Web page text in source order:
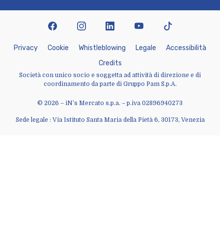
© 2026 – iN’s Mercato s.p.a. – p.iva 02896940273
Sede legale : Via Istituto Santa Maria della Pietà 6, 30173, Venezia
Privacy Cookie Whist eb owing Lega e Accessibi ità
Credits
Società con unico socio e soggetta ad attività di direzione e di
coordinamento da parte di Gruppo Pam S.p.A.
facebookinstagram linkedin youtubetiktok